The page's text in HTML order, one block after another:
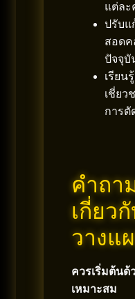
แต่ละ
ปรับแ
สอด
ปัจจุบั
เรียน
เชี่ยว
การตั
คำถา
เกี่ยว
วางแ
ควรเริ่มต้นด้
เหมาะสม